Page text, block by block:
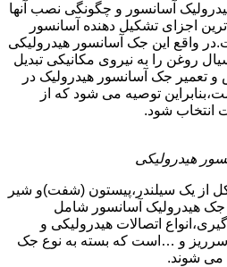
آسانسور و چگونگی نصب آنها
اجزای تشکیل دهنده آسانسور
واقع این جک آسانسور هیدرولیکی
روغن را به نیروی مکانیکی تبدیل
و تعمیر جک آسانسور هیدرولیک در
توصیه می شود که از
انتخاب شود.
هیدرولیکی
از یک سیلندر،پیستون (شفت)و شیر
جک هیدرولیک آسانسور شامل
اتصالات هیدرولیکی و
سرریز و …است که بسته به نوع جک
می شوند.